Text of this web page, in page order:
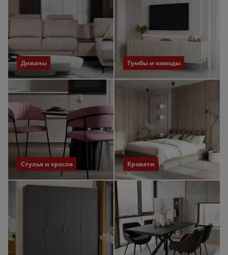
Диваны Тумбы и комоды
Стулья и кресла Кровати